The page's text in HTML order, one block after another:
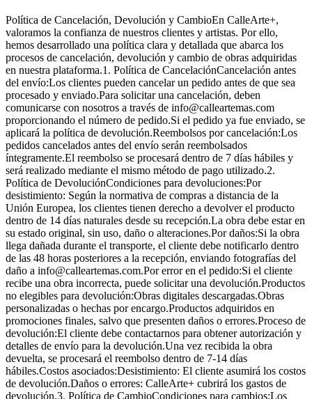
Política de Cancelación, Devolución y CambioEn CalleArte+,
valoramos la confianza de nuestros clientes y artistas. Por ello,
hemos desarrollado una política clara y detallada que abarca los
procesos de cancelación, devolución y cambio de obras adquiridas
en nuestra plataforma.1. Política de CancelaciónCancelación antes
del envío:Los clientes pueden cancelar un pedido antes de que sea
procesado y enviado.Para solicitar una cancelación, deben
comunicarse con nosotros a través de info@calleartemas.com
proporcionando el número de pedido.Si el pedido ya fue enviado, se
aplicará la política de devolución.Reembolsos por cancelación:Los
pedidos cancelados antes del envío serán reembolsados
íntegramente.El reembolso se procesará dentro de 7 días hábiles y
será realizado mediante el mismo método de pago utilizado.2.
Política de DevoluciónCondiciones para devoluciones:Por
desistimiento: Según la normativa de compras a distancia de la
Unión Europea, los clientes tienen derecho a devolver el producto
dentro de 14 días naturales desde su recepción.La obra debe estar en
su estado original, sin uso, daño o alteraciones.Por daños:Si la obra
llega dañada durante el transporte, el cliente debe notificarlo dentro
de las 48 horas posteriores a la recepción, enviando fotografías del
daño a info@calleartemas.com.Por error en el pedido:Si el cliente
recibe una obra incorrecta, puede solicitar una devolución.Productos
no elegibles para devolución:Obras digitales descargadas.Obras
personalizadas o hechas por encargo.Productos adquiridos en
promociones finales, salvo que presenten daños o errores.Proceso de
devolución:El cliente debe contactarnos para obtener autorización y
detalles de envío para la devolución.Una vez recibida la obra
devuelta, se procesará el reembolso dentro de 7-14 días
hábiles.Costos asociados:Desistimiento: El cliente asumirá los costos
de devolución.Daños o errores: CalleArte+ cubrirá los gastos de
devolución.3. Política de CambioCondiciones para cambios:Los